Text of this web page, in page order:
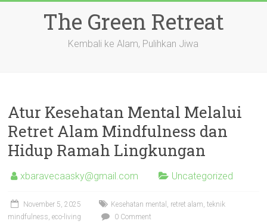
The Green Retreat
Kembali ke Alam, Pulihkan Jiwa
Atur Kesehatan Mental Melalui
Retret Alam Mindfulness dan
Hidup Ramah Lingkungan
xbaravecaasky@gmail.com Uncategorized
November 5, 2025
Kesehatan mental, retret alam, teknik
mindfulness, eco-living
0 Comment